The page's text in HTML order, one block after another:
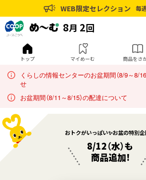
ー
プ
声
読
ー
む
ー
ジ
WEB限定セレクション 毎
8月 2回
トップ マイめーむ 商品をさ
くらしの情報センターのお盆期間（8/9～8/
せ
お盆期間（8/11～8/15）の配達について
おトクがいっぱい✨お盆の特別
8/12（水）も
商品追加!